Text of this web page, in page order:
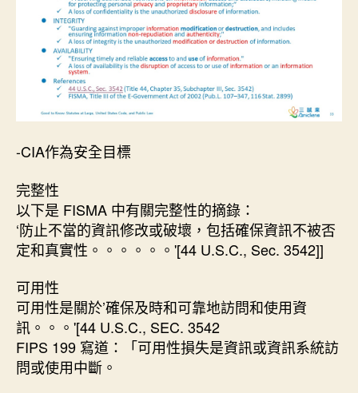
-CIA作為安全目標
完整性
以下是 FISMA 中有關完整性的摘錄：
‘防止不當的資訊修改或破壞，包括確保資訊不被否
定和真實性。。。。。。'[44 U.S.C., Sec. 3542]]
可用性
可用性是關於’確保及時和可靠地訪問和使用資
訊。。。'[44 U.S.C., SEC. 3542
FIPS 199 寫道：「可用性損失是資訊或資訊系統訪
問或使用中斷。